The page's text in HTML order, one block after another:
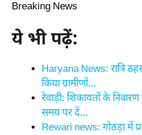
Breaking News
ये भी पढ़ें:
Haryana News: रात्रि
किया ग्रामीणों…
रेवाड़ी: शिकायतों के निवारण
समय पर दें…
Rewari news: गोठड़ा में